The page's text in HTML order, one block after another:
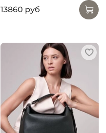
13860 руб